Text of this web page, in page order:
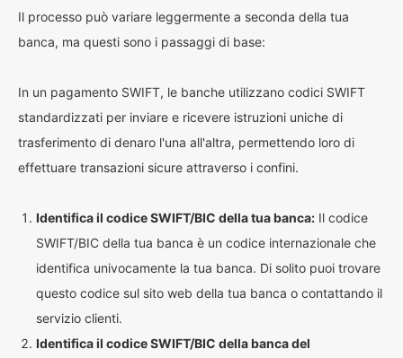
Il processo può variare leggermente a seconda della tua
banca, ma questi sono i passaggi di base:
In un pagamento SWIFT, le banche utilizzano codici SWIFT
standardizzati per inviare e ricevere istruzioni uniche di
trasferimento di denaro l'una all'altra, permettendo loro di
effettuare transazioni sicure attraverso i confini.
Identifica il codice SWIFT/BIC della tua banca: Il codice
SWIFT/BIC della tua banca è un codice internazionale che
identifica univocamente la tua banca. Di solito puoi trovare
questo codice sul sito web della tua banca o contattando il
servizio clienti.
Identifica il codice SWIFT/BIC della banca del